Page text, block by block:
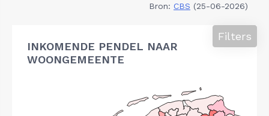
Bron: CBS (25-06-2026)
INKOMENDE PENDEL NAAR
WOONGEMEENTE
Filters